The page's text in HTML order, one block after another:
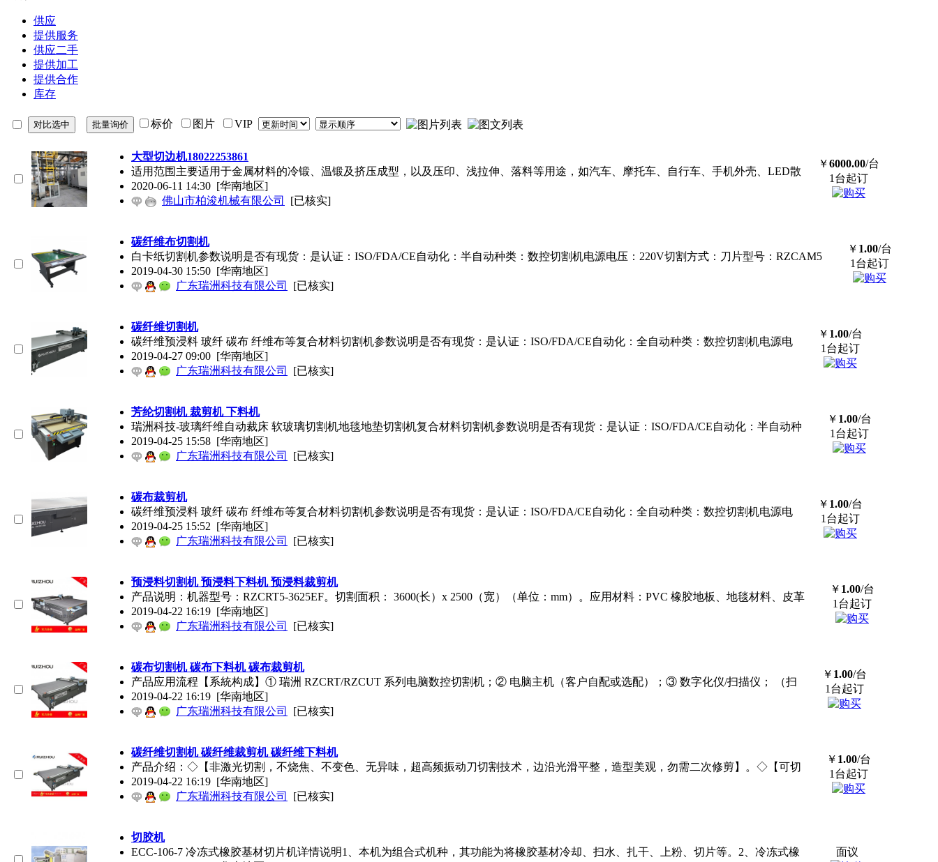
供应
提供服务
供应二手
提供加工
提供合作
库存
标价 图片 VIP
大型切边机18022253861
适用范围主要适用于金属材料的冷锻、温锻及挤压成型，以及压印、浅拉伸、落料等用途，如汽车、摩托车、自行车、手机外壳、LED散
2020-06-11 14:30 [华南地区]
佛山市柏浚机械有限公司
[已核实]
￥6000.00/台
1台起订
碳纤维布切割机
白卡纸切割机参数说明是否有现货：是认证：ISO/FDA/CE自动化：半自动种类：数控切割机电源电压：220V切割方式：刀片型号：RZCAM5
2019-04-30 15:50 [华南地区]
广东瑞洲科技有限公司
[已核实]
￥ 1.00/台
1台起订
碳纤维切割机
碳纤维预浸料 玻纤 碳布 纤维布等复合材料切割机参数说明是否有现货：是认证：ISO/FDA/CE自动化：全自动种类：数控切割机电源电
2019-04-27 09:00 [华南地区]
广东瑞洲科技有限公司
[已核实]
￥ 1.00/台
1台起订
芳纶切割机 裁剪机 下料机
瑞洲科技-玻璃纤维自动裁床 软玻璃切割机地毯地垫切割机复合材料切割机参数说明是否有现货：是认证：ISO/FDA/CE自动化：半自动种
2019-04-25 15:58 [华南地区]
广东瑞洲科技有限公司
[已核实]
￥ 1.00/台
1台起订
碳布裁剪机
碳纤维预浸料 玻纤 碳布 纤维布等复合材料切割机参数说明是否有现货：是认证：ISO/FDA/CE自动化：全自动种类：数控切割机电源电
2019-04-25 15:52 [华南地区]
广东瑞洲科技有限公司
[已核实]
￥ 1.00/台
1台起订
预浸料切割机 预浸料下料机 预浸料裁剪机
产品说明：机器型号：RZCRT5-3625EF。切割面积： 3600(长）x 2500（宽）（单位：mm）。应用材料：PVC 橡胶地板、地毯材料、皮革
2019-04-22 16:19 [华南地区]
广东瑞洲科技有限公司
[已核实]
￥ 1.00/台
1台起订
碳布切割机 碳布下料机 碳布裁剪机
产品应用流程【系統构成】① 瑞洲 RZCRT/RZCUT 系列电脑数控切割机；② 电脑主机（客户自配或选配）；③ 数字化仪/扫描仪； （扫
2019-04-22 16:19 [华南地区]
广东瑞洲科技有限公司
[已核实]
￥ 1.00/台
1台起订
碳纤维切割机 碳纤维裁剪机 碳纤维下料机
产品介绍：◇【非激光切割，不烧焦、不变色、无异味，超高频振动刀切割技术，边沿光滑平整，造型美观，勿需二次修剪】。◇【可切
2019-04-22 16:19 [华南地区]
广东瑞洲科技有限公司
[已核实]
￥ 1.00/台
1台起订
切胶机
ECC-106-7 冷冻式橡胶基材切片机详情说明1、本机为组合式机种，其功能为将橡胶基材冷却、扫水、扎干、上粉、切片等。2、冷冻式橡
面议